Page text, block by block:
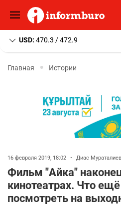
USD: 470.3 / 472.9
Главная Истории
16 февраля 2019, 18:02 • Диас Мураталиев
Фильм "Айка"
кинотеатрах. Что
посмотреть на